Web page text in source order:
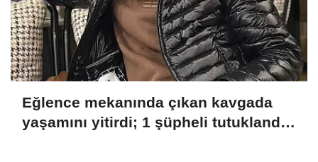
Eğlence mekanında çıkan kavgada
yaşamını yitirdi; 1 şüpheli tutuklandı